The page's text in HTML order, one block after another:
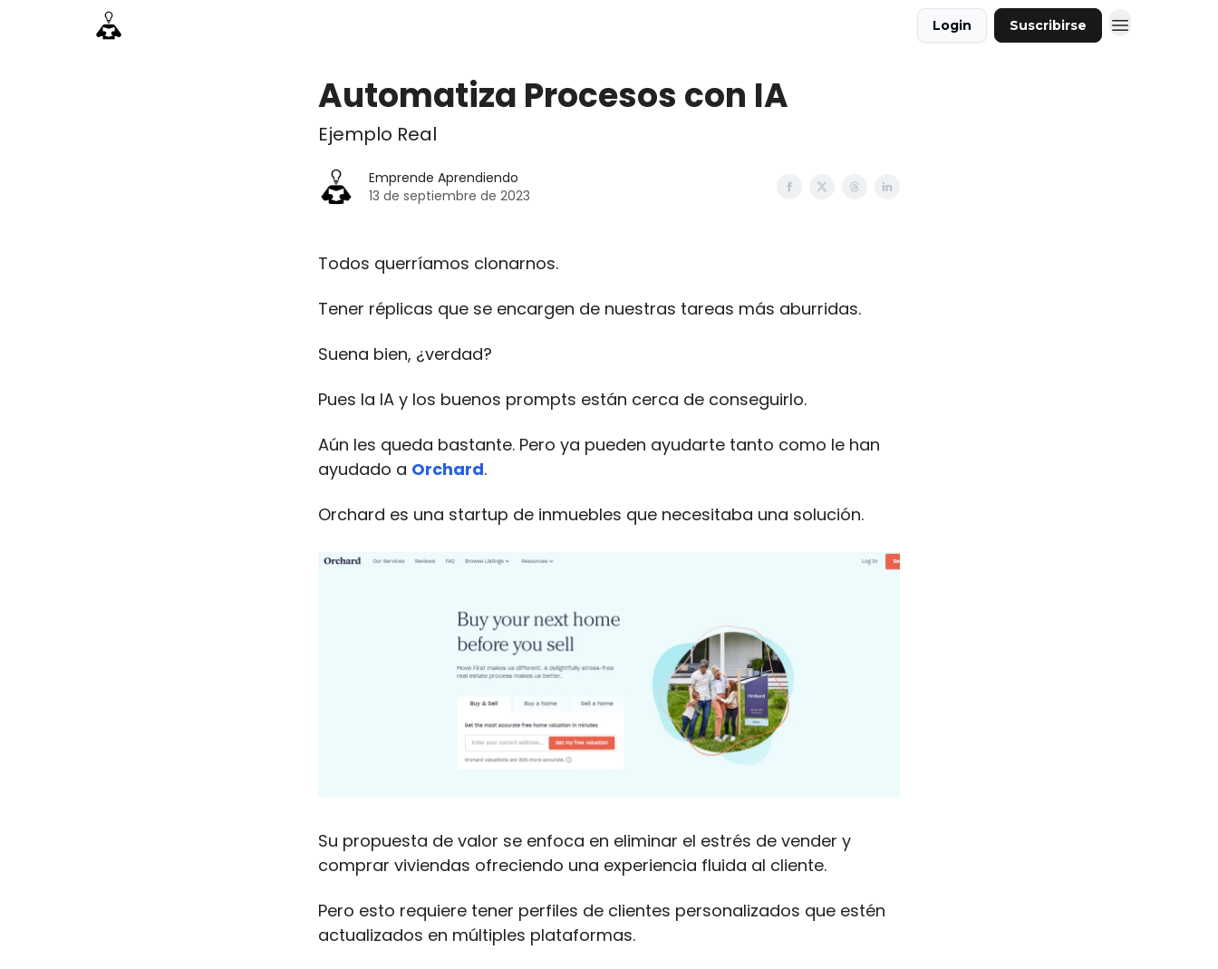
Login Suscribirse
Automatiza Procesos con IA
Ejemplo Real
Emprende Aprendiendo
13 de septiembre de 2023
Todos querríamos clonarnos.
Tener réplicas que se encargen de nuestras tareas más aburridas.
Suena bien, ¿verdad?
Pues la IA y los buenos prompts están cerca de conseguirlo.
Aún les queda bastante. Pero ya pueden ayudarte tanto como le han
ayudado a Orchard.
Orchard es una startup de inmuebles que necesitaba una solución.
Su propuesta de valor se enfoca en eliminar el estrés de vender y
comprar viviendas ofreciendo una experiencia fluida al cliente.
Pero esto requiere tener perfiles de clientes personalizados que estén
actualizados en múltiples plataformas.